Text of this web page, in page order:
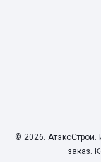
© 2026. АтэксСтрой.
заказ.